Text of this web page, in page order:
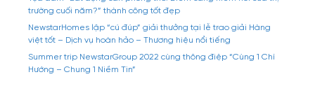
trường cuối năm?” thành công tốt đẹp
NewstarHomes lập “cú đúp” giải thưởng tại lễ trao giải Hàng
việt tốt – Dịch vụ hoàn hảo – Thương hiệu nổi tiếng
Summer trip NewstarGroup 2022 cùng thông điệp “Cùng 1 Chí
Hướng – Chung 1 Niềm Tin”